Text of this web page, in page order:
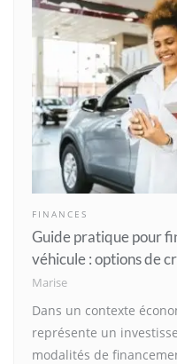
FINANCES
Guide pratique pour
véhicule : options de
Marise
Dans un contexte
représente un
modalités de